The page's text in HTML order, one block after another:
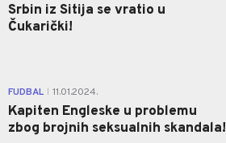
Srbin iz Sitija se vratio u
Čukarički!
FUDBAL 11.01.2024.
Kapiten Engleske u problemu
zbog brojnih seksualnih skandala!